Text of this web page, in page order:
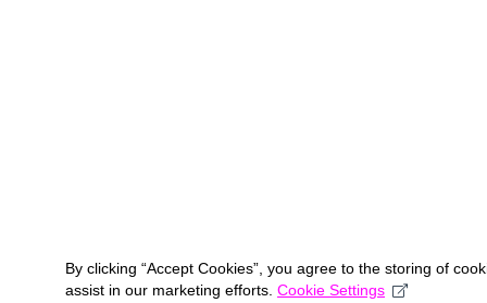
By clicking “Accept Cookies”, you agree to the storing of
assist in our marketing efforts. Cookie Settings